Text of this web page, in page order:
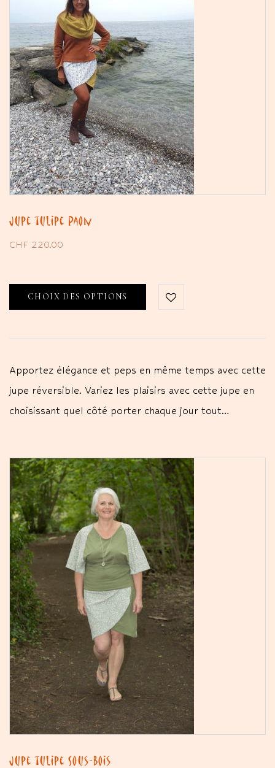
Jupe tulipe Paon
CHF 220.00
CHOIX DES OPTIONS
Apportez élégance et peps en même temps avec cette
jupe réversible. Variez les plaisirs avec cette jupe en
choisissant quel côté porter chaque jour tout…
Jupe tulipe Sous-Bois